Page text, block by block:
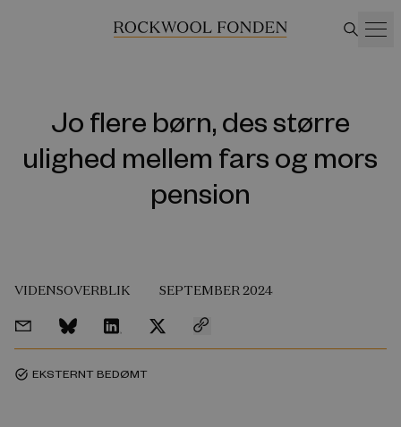
Jo flere børn, des større
ulighed mellem fars og mors
pension
VIDENSOVERBLIK SEPTEMBER 2024
task_alt EKSTERNT BEDØMT